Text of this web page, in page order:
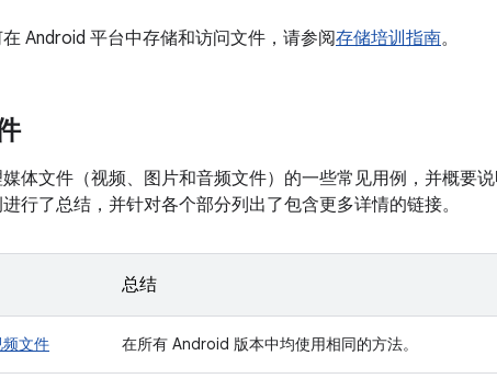
Android 平台中存储和访问文件，请参阅存储培训指南。
体文件（视频、图片和音频文件）的一些常见用例，并概要
行了总结，并针对各个部分列出了包含更多详情的链接。
总结
文件 在所有 Android 版本中均使用相同的方法。